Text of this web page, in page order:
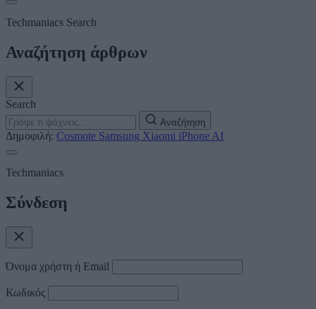
Techmaniacs Search
Αναζήτηση άρθρων
Search
Αναζήτηση
Δημοφιλή: Cosmote Samsung Xiaomi iPhone AI
Techmaniacs
Σύνδεση
Όνομα χρήστη ή Email
Κωδικός